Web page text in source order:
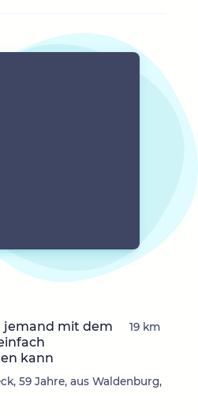
jemand mit dem
kann
59 Jahre, aus Waldenburg,
19 km